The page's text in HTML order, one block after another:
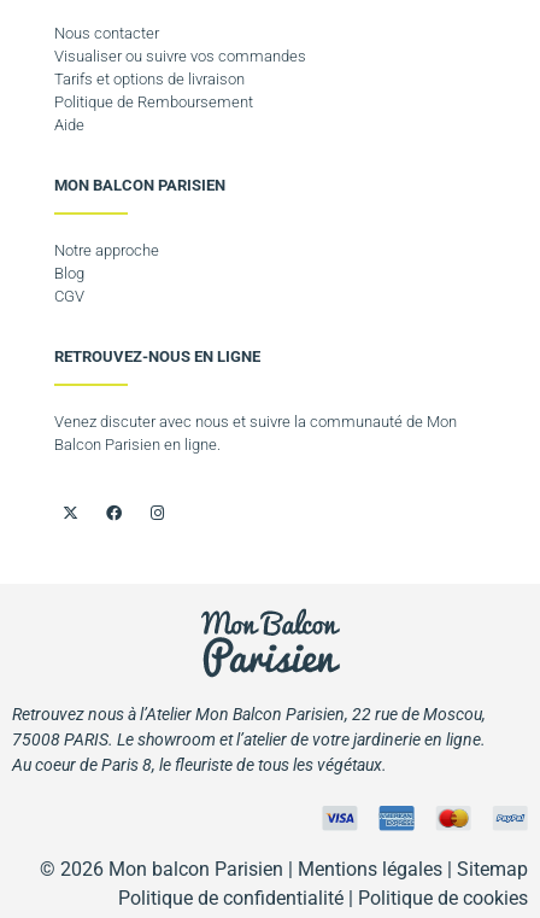
Nous contacter
Visualiser ou suivre vos commandes
Tarifs et options de livraison
Politique de Remboursement
Aide
MON BALCON PARISIEN
Notre approche
Blog
CGV
RETROUVEZ-NOUS EN LIGNE
Venez discuter avec nous et suivre la communauté de Mon
Balcon Parisien en ligne.
Retrouvez nous à l’Atelier Mon Balcon Parisien, 22 rue de Moscou,
75008 PARIS. Le showroom et l’atelier de votre jardinerie en ligne.
Au coeur de Paris 8, le fleuriste de tous les végétaux.
© 2026 Mon balcon Parisien | Mentions légales | Sitemap
Politique de confidentialité | Politique de cookies